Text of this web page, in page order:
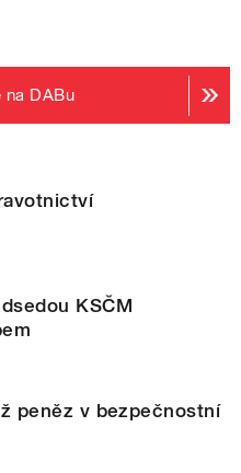
na DABu
KSČM
peněz v bezpečnostní